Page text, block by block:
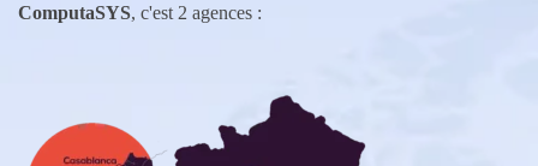
ComputaSYS, c'est 2 agences :